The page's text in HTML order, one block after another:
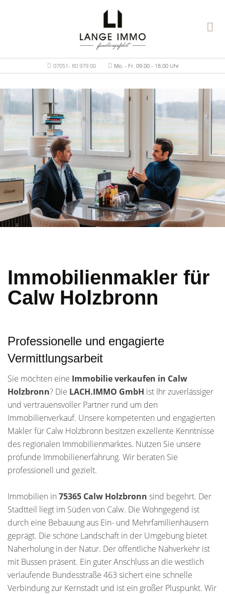
07051- 80 979 00 Mo. - Fr. 09.00 - 18.00 Uhr
Immobilienmakler für
Calw Holzbronn
Professionelle und engagierte
Vermittlungsarbeit
Sie möchten eine Immobilie verkaufen in Calw
Holzbronn? Die LACH.IMMO GmbH ist Ihr zuverlässiger
und vertrauensvoller Partner rund um den
Immobilienverkauf. Unsere kompetenten und engagierten
Makler für Calw Holzbronn besitzen exzellente Kenntnisse
des regionalen Immobilienmarktes. Nutzen Sie unsere
profunde Immobilienerfahrung. Wir beraten Sie
professionell und gezielt.
Immobilien in 75365 Calw Holzbronn sind begehrt. Der
Stadtteil liegt im Süden von Calw. Die Wohngegend ist
durch eine Bebauung aus Ein- und Mehrfamilienhäusern
geprägt. Die schöne Landschaft in der Umgebung bietet
Naherholung in der Natur. Der öffentliche Nahverkehr ist
mit Bussen präsent. Ein guter Anschluss an die westlich
verlaufende Bundesstraße 463 sichert eine schnelle
Verbindung zur Kernstadt und ist ein großer Pluspunkt. Wir